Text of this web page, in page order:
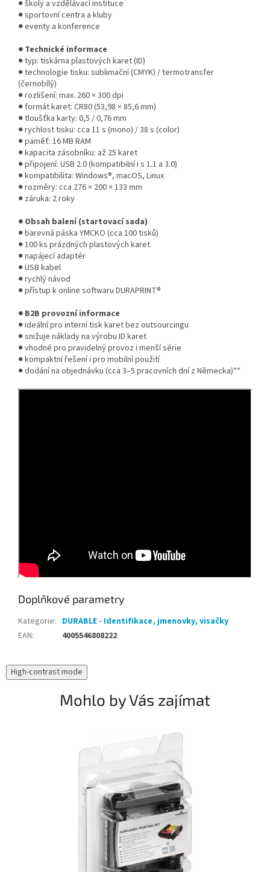
● školy a vzdělávací instituce
● sportovní centra a kluby
● eventy a konference
● Technické informace
● typ: tiskárna plastových karet (ID)
● technologie tisku: sublimační (CMYK) / termotransfer
(černobílý)
● rozlišení: max. 260 × 300 dpi
● formát karet: CR80 (53,98 × 85,6 mm)
● tloušťka karty: 0,5 / 0,76 mm
● rychlost tisku: cca 11 s (mono) / 38 s (color)
● paměť: 16 MB RAM
● kapacita zásobníku: až 25 karet
● připojení: USB 2.0 (kompatibilní i s 1.1 a 3.0)
● kompatibilita: Windows®, macOS, Linux
● rozměry: cca 276 × 200 × 133 mm
● záruka: 2 roky
● Obsah balení (startovací sada)
● barevná páska YMCKO (cca 100 tisků)
● 100 ks prázdných plastových karet
● napájecí adaptér
● USB kabel
● rychlý návod
● přístup k online softwaru DURAPRINT®
● B2B provozní informace
● ideální pro interní tisk karet bez outsourcingu
● snižuje náklady na výrobu ID karet
● vhodné pro pravidelný provoz i menší série
● kompaktní řešení i pro mobilní použití
● dodání na objednávku (cca 3–5 pracovních dní z Německa)**
Doplňkové parametry
Kategorie: DURABLE - Identifikace, jmenovky, visačky
EAN: 4005546808222
High-contrast mode
Mohlo by Vás zajímat